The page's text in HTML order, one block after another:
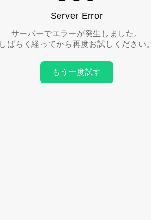
Server Error
サーバーでエラーが発生しました。
しばらく経ってから再度お試しください。
もう一度試す